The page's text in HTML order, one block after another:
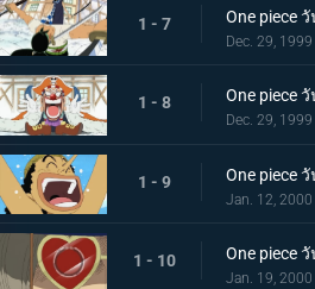
1 - 7
Dec. 29, 1999
1 - 8
Dec. 29, 1999
1 - 9
Jan. 12, 2000
1 - 10
Jan. 19, 2000